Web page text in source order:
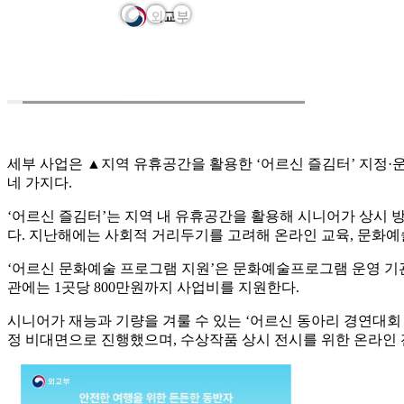
세부 사업은 ▲지역 유휴공간을 활용한 ‘어르신 즐김터’ 지
네 가지다.
‘어르신 즐김터’는 지역 내 유휴공간을 활용해 시니어가 상시
다. 지난해에는 사회적 거리두기를 고려해 온라인 교육, 문화
‘어르신 문화예술 프로그램 지원’은 문화예술프로그램 운영
관에는 1곳당 800만원까지 사업비를 지원한다.
시니어가 재능과 기량을 겨룰 수 있는 ‘어르신 동아리 경연대
정 비대면으로 진행했으며, 수상작품 상시 전시를 위한 온라인